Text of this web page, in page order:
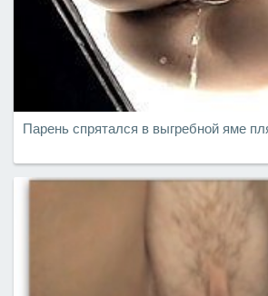
Парень спрятался в выгребной яме